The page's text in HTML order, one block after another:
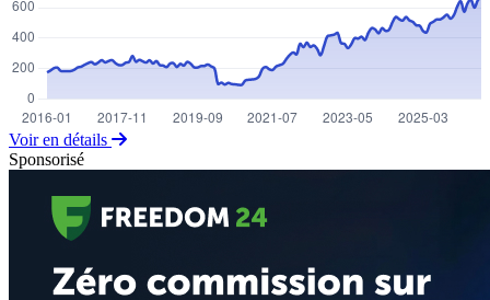
Voir en détails
Sponsorisé